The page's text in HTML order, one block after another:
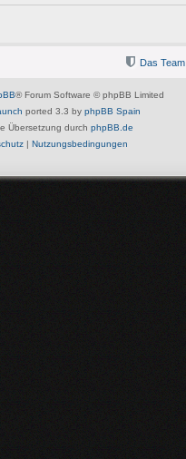
Das Team
® Forum Software © phpBB Limited
ported 3.3 by phpBB Spain
Übersetzung durch phpBB.de
| Nutzungsbedingungen